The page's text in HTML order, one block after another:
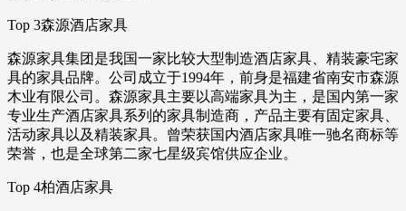
Top 3森源酒店家具
森源家具集团是我国一家比较大型制造酒店家具、精装豪宅家
具的家具品牌。公司成立于1994年，前身是福建省南安市森源
木业有限公司。森源家具主要以高端家具为主，是国内第一家
专业生产酒店家具系列的家具制造商，产品主要有固定家具、
活动家具以及精装家具。曾荣获国内酒店家具唯一驰名商标等
荣誉，也是全球第二家七星级宾馆供应企业。
Top 4柏酒店家具